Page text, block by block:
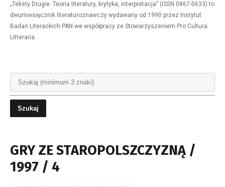
„Teksty Drugie. Teoria literatury, krytyka, interpretacja” (ISSN 0867-0633) to
dwumiesięcznik literaturoznawczy wydawany od 1990 przez Instytut
Badań Literackich PAN we współpracy ze Stowarzyszeniem Pro Cultura
Litteraria.
GRY ZE STAROPOLSZCZYZNĄ /
1997 / 4